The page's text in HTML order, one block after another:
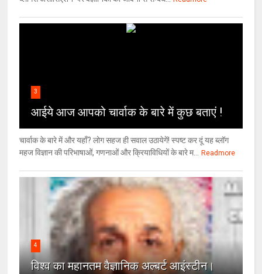
3
आईये आज आपको चार्वाक के बारे में कुछ बताएं !
चार्वाक के बारे में और यहाँ? लोग सहज ही सवाल उठायेगें! स्पष्ट कर दूं यह ब्लॉग
महज विज्ञान की परिभाषाओं, गणनाओं और क्रियाविधियों के बारे म...
Readmore
4
विश्‍व का महानतम वैज्ञानिक अल्बर्ट आइंस्टीन।